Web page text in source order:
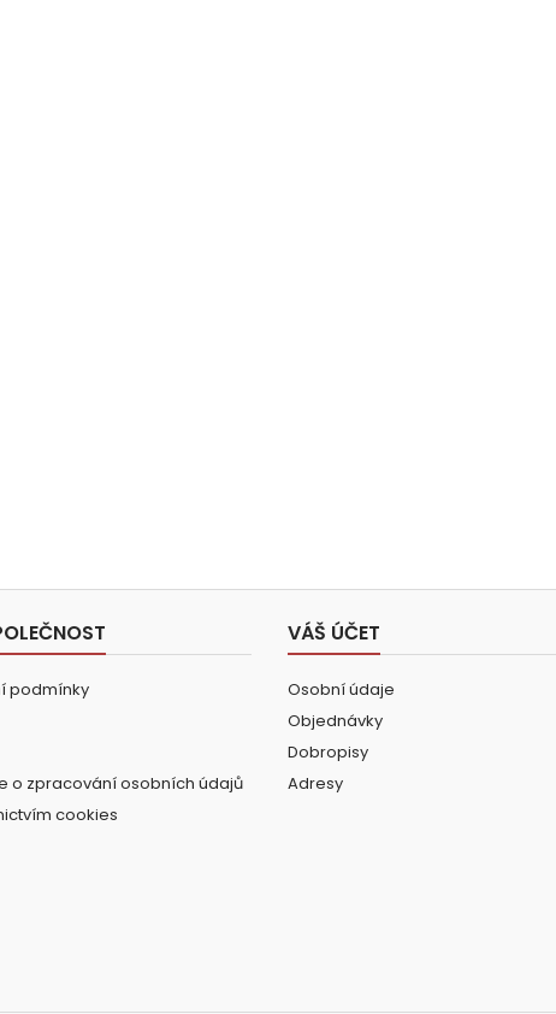
podmínky
o zpracování osobních údajů
cookies
VÁŠ ÚČET
Osobní údaje
Objednávky
Dobropisy
Adresy